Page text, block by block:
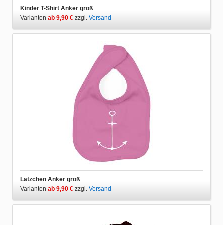
Kinder T-Shirt Anker groß
Varianten ab 9,90 € zzgl. Versand
Lätzchen Anker groß
Varianten ab 9,90 € zzgl. Versand